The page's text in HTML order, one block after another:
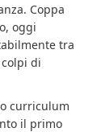
Coppa
oggi
tra
di
curriculum
il primo